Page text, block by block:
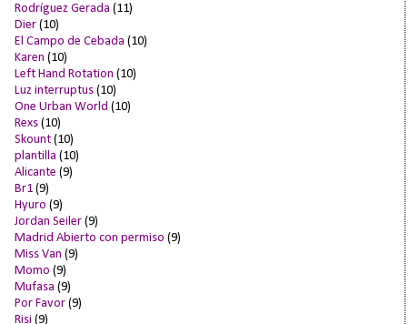
Rodríguez Gerada (11)
Dier (10)
El Campo de Cebada (10)
Karen (10)
Left Hand Rotation (10)
Luz interruptus (10)
One Urban World (10)
Rexs (10)
Skount (10)
plantilla (10)
Alicante (9)
Br1 (9)
Hyuro (9)
Jordan Seiler (9)
Madrid Abierto con permiso (9)
Miss Van (9)
Momo (9)
Mufasa (9)
Por Favor (9)
Risi (9)